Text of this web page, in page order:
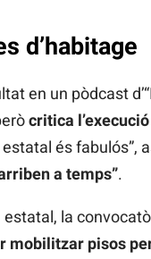
d’habitage
en un pòdcast
critica
estatal és fabulós”,
a temps”.
la
mobilitzar pisos